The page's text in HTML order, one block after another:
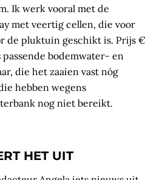
Ik werk vooral met de
met veertig cellen, die voor
de pluktuin geschikt is. Prijs €
bodemwater- en
die het zaaien vast nóg
hebben wegens
nog niet bereikt.
HET UIT